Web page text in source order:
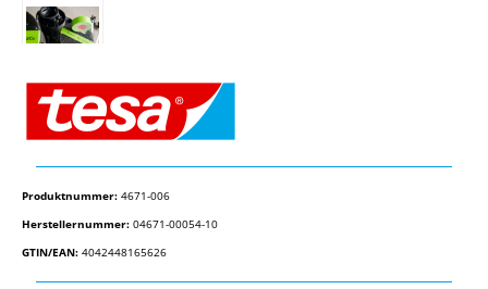
Produktnummer: 4671-006
Herstellernummer: 04671-00054-10
GTIN/EAN: 4042448165626